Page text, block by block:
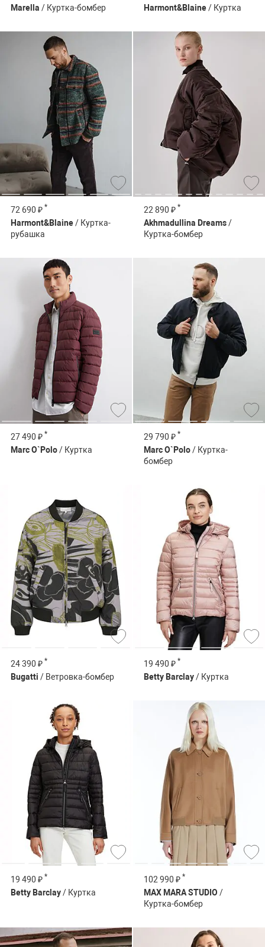
Marella / Куртка-бомбер Harmont&Blaine/ Куртка
72 690 ₽ *
Harmont&Blaine/ Куртка-
рубашка
22 890 ₽ *
Akhmadullina Dreams/
Куртка-бомбер
27 490 ₽ *
Marc O`Polo/ Куртка
29 790 ₽ *
Marc O`Polo/ Куртка-
бомбер
24 390 ₽ *
Bugatti / Ветровка-бомбер
19 490 ₽ *
Betty Barclay/ Куртка
19 490 ₽ *
Betty Barclay/ Куртка
102 990 ₽ *
MAX MARA STUDIO /
Куртка-бомбер